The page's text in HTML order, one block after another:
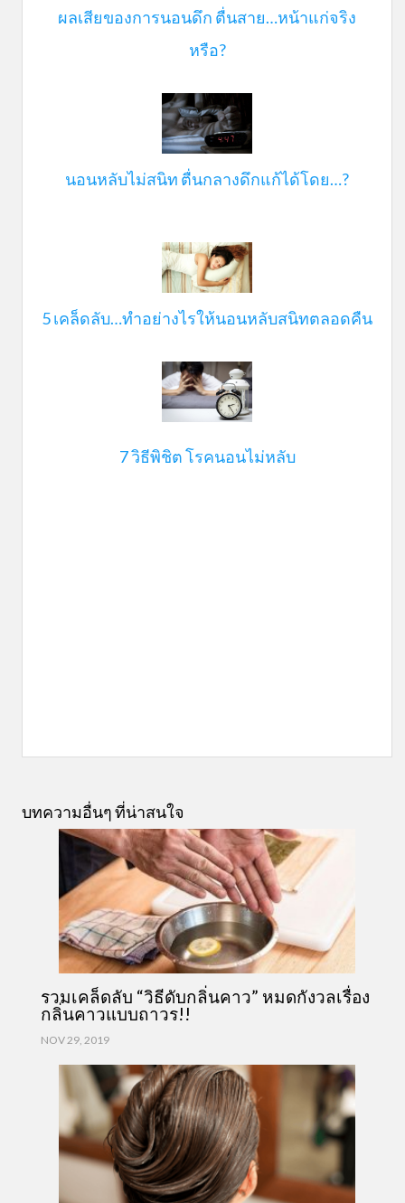
ผลเสียของการนอนดึก ตื่นสาย…หน้าแก่จริง
หรือ?
นอนหลับไม่สนิท ตื่นกลางดึกแก้ได้โดย…?
5 เคล็ดลับ…ทำอย่างไรให้นอนหลับสนิทตลอดคืน
7 วิธีพิชิต โรคนอนไม่หลับ
บทความอื่นๆ ที่น่าสนใจ
รวมเคล็ดลับ “วิธีดับกลิ่นคาว” หมดกังวลเรื่อง
กลิ่นคาวแบบถาวร!!
NOV 29, 2019